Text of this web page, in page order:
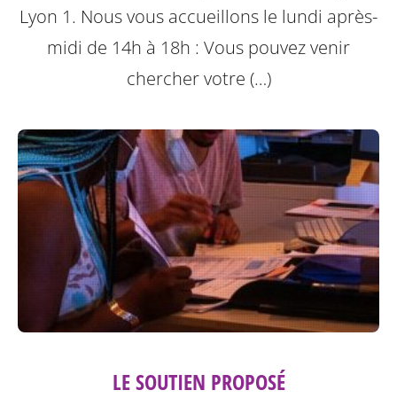
Lyon 1. Nous vous accueillons le lundi après-
midi de 14h à 18h : Vous pouvez venir
chercher votre (…)
LE SOUTIEN PROPOSÉ